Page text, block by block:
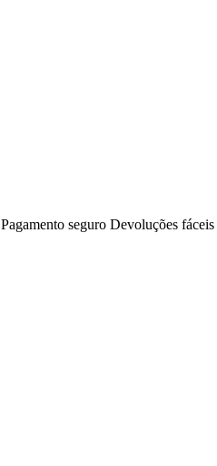
Pagamento seguro Devoluções fáceis